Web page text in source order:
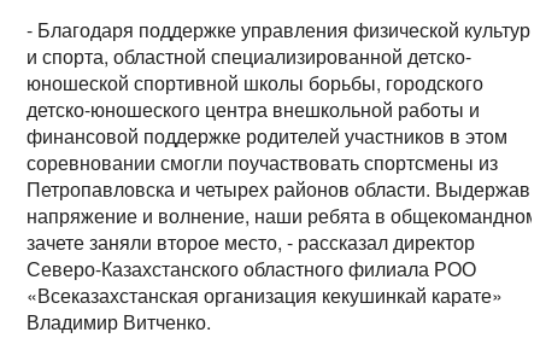
- Благодаря поддержке управления физической
и спорта, областной специализированной детско-
юношеской спортивной школы борьбы, городского
детско-юношеского центра внешкольной работы и
финансовой поддержке родителей участников в этом
соревновании смогли поучаствовать спортсмены из
Петропавловска и четырех районов области. Выдержав
напряжение и волнение, наши ребята в общекомандном
зачете заняли второе место, - рассказал директор
Северо-Казахстанского областного филиала РОО
«Всеказахстанская организация кекушинкай карате»
Владимир Витченко.